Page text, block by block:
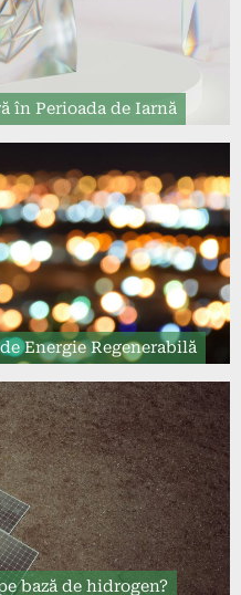
în Perioada de Iarnă
Energie Regenerabilă
bază de hidrogen?